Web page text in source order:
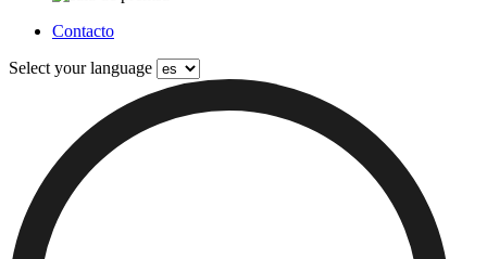
Contacto
Select your language